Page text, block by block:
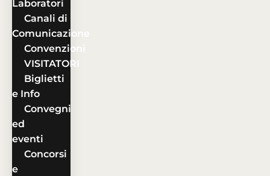
Laboratori
Canali di
Comunicazione
Convenzioni
VISITATORI
Biglietti
e Info
Convegni
ed
eventi
Concorsi
e